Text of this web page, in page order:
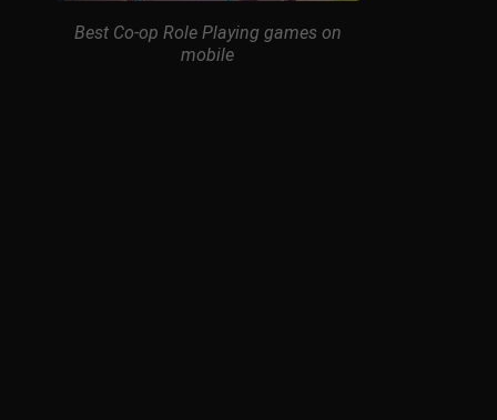
Best Co-op Role Playing games on
mobile